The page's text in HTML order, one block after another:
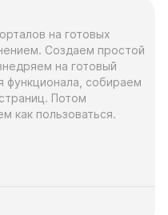
на готовых
Создаем простой
на готовый
функционала, собираем
Потом
как пользоваться.